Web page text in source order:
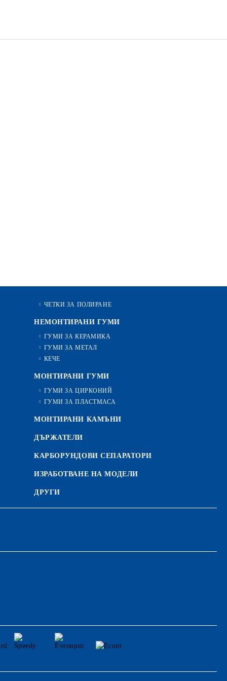
ЧЕТКИ ЗА ПОЛИРАНЕ
НЕМОНТИРАНИ ГУМИ
ГУМИ ЗА КЕРАМИКА
ГУМИ ЗА МЕТАЛ
КЕЧЕ
МОНТИРАНИ ГУМИ
ГУМИ ЗА ЦИРКОНИЙ
ГУМИ ЗА ПЛАСТМАСА
МОНТИРАНИ КАМЪНИ
ДЪРЖАТЕЛИ
КАРБОРУНДОВИ СЕПАРАТОРИ
ИЗРАБОТВАНЕ НА МОДЕЛИ
ДРУГИ